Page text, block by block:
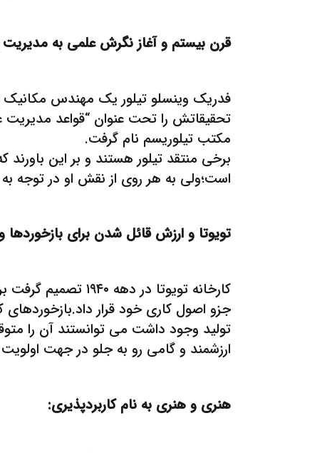
قرن بیستم و آغاز نگرش علمی به مدیریت
فدریک وینسلو تیلور یک مهندس مکانیک
تحقیقاتش را تحت عنوان “قواعد
مکتب تیلوریسم نام گرفت.
برخی منتقد تیلور هستند و بر این باورند
است؛ولی به هر روی از نقش او در توجه به
تویوتا و ارزش قائل شدن برای بازخوردها
کارخانه تویوتا
جزو اصول کاری خود قرار
تولید وجود داشت می توانستند آن را
ارزشمند و گامی رو به جلو در جهت
هنری و هنری به نام کاربردپذیری: